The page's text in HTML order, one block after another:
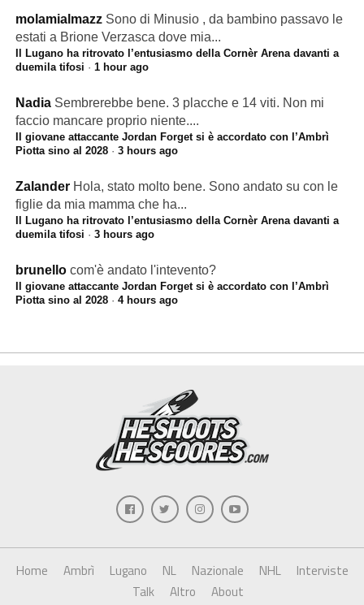
molamialmazz Sono di Minusio , da bambino passavo le
estati a Brione Verzasca dove mia...
Il Lugano ha ritrovato l’entusiasmo della Cornèr Arena davanti a
duemila tifosi · 1 hour ago
Nadia Sembrerebbe bene. 3 placche e 14 viti. Non mi
faccio mancare proprio niente....
Il giovane attaccante Jordan Forget si è accordato con l’Ambrì
Piotta sino al 2028· 3 hours ago
Zalander Hola, stato molto bene. Sono andato su con le
figlie da mia mamma che ha...
Il Lugano ha ritrovato l’entusiasmo della Cornèr Arena davanti a
duemila tifosi · 3 hours ago
brunello com'è andato l'intevento?
Il giovane attaccante Jordan Forget si è accordato con l’Ambrì
Piotta sino al 2028· 4 hours ago
Home Ambrì Lugano NL Nazionale NHL
Interviste
Talk
Altro About